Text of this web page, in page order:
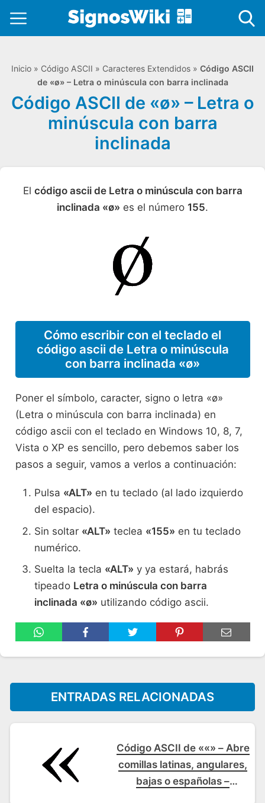
Inicio » Código ASCII » Caracteres Extendidos » Código ASCII
de «ø» – Letra o minúscula con barra inclinada
Código ASCII de «ø» – Letra o
minúscula con barra
inclinada
El código ascii de Letra o minúscula con barra
inclinada «ø» es el número 155.
Cómo escribir con el teclado el
código ascii de Letra o minúscula
con barra inclinada «ø»
Poner el símbolo, caracter, signo o letra «ø»
(Letra o minúscula con barra inclinada) en
código ascii con el teclado en Windows 10, 8, 7,
Vista o XP es sencillo, pero debemos saber los
pasos a seguir, vamos a verlos a continuación:
Pulsa «ALT» en tu teclado (al lado izquierdo
del espacio).
Sin soltar «ALT» teclea «155» en tu teclado
numérico.
Suelta la tecla «ALT» y ya estará, habrás
tipeado Letra o minúscula con barra
inclinada «ø» utilizando código ascii.
ENTRADAS RELACIONADAS
Código ASCII de ««» – Abre
comillas latinas, angulares,
bajas o españolas –